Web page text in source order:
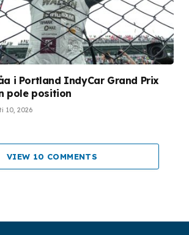
i Portland IndyCar Grand Prix
pole position
10, 2026
VIEW 10 COMMENTS